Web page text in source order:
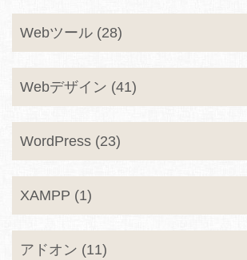
Webツール (28)
Webデザイン (41)
WordPress (23)
XAMPP (1)
アドオン (11)